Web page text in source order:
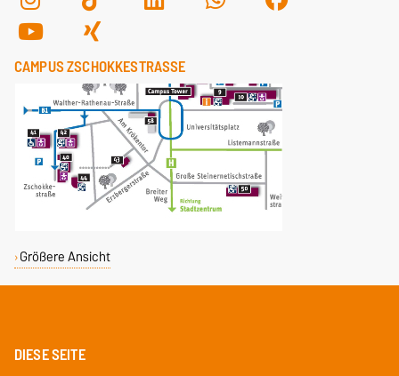
CAMPUS ZSCHOKKESTRASSE
Größere Ansicht
DIESE SEITE